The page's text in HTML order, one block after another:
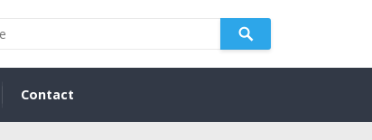
Contact